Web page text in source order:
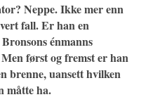
Neppe. Ikke mer enn
fall. Er han en
énmanns
først og fremst er han
brenne, uansett hvilken
måtte ha.